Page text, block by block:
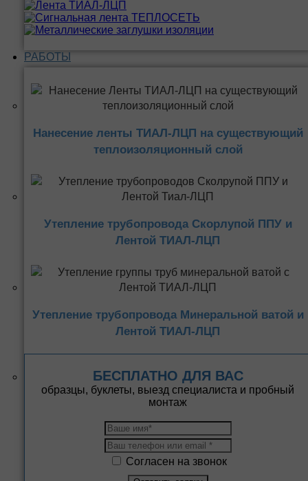
РАБОТЫ
Нанесение ленты ТИАЛ-ЛЦП на существующий
теплоизоляционный слой
Утепление трубопровода Скорлупой ППУ и
Лентой ТИАЛ-ЛЦП
Утепление трубопровода Минеральной ватой и
Лентой ТИАЛ-ЛЦП
БЕСПЛАТНО ДЛЯ ВАС
образцы, буклеты, выезд специалиста и пробный
монтаж
Согласен на звонок